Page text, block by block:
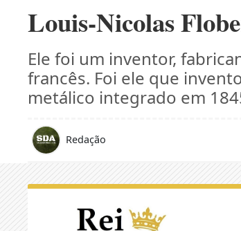
Louis-Nicolas
Ele foi um inventor,
francês. Foi ele que
metálico integrado em
Redação